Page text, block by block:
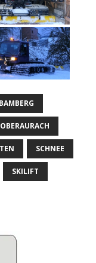
BAMBERG
OBERAURACH
SCHNEE
SKILIFT